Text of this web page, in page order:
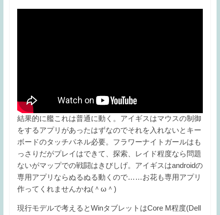
結果的に艦これは普通に動く。アイギスはマウスの制御
をするアプリがあったはずなのでそれを入れないとキー
ボードのタッチパネル必要。フラワーナイトガールはも
っさりだがプレイはできて、探索、レイド程度なら問題
ないがマップでの戦闘はきびしげ。アイギスはandroidの
専用アプリならぬるぬる動くので……お花も専用アプリ
作ってくれませんかね(＾ω＾)
現行モデルで考えるとWinタブレットはCore M程度(Dell